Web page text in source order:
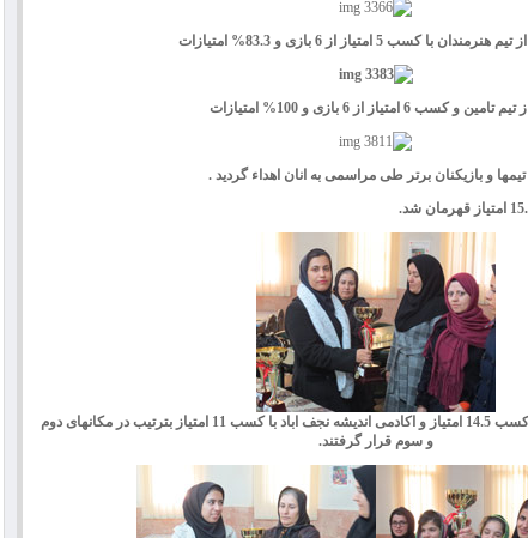
و بازیکنان برتر طی مراسمی به انان اهداء گردید .
تیمهای خانه شطرنج اصفهان با کسب 14.5 امتیاز و اکادمی اندیشه نجف اباد با کسب 11 امتیاز بترتیب در مکانهای دوم
و سوم قرار گرفتند.